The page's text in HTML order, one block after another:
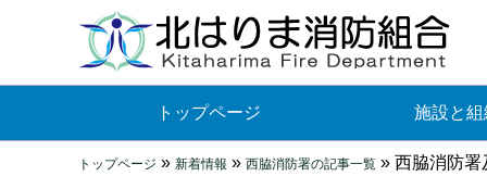
トップページ 施設と組
トップページ » 新着情報 » 西脇消防署の記事一覧 » 西脇消防署